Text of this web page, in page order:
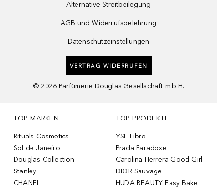
Alternative Streitbeilegung
AGB und Widerrufsbelehrung
Datenschutzeinstellungen
VERTRAG WIDERRUFEN
© 2026 Parfümerie Douglas Gesellschaft m.b.H.
TOP MARKEN
Rituals Cosmetics
Sol de Janeiro
Douglas Collection
Stanley
CHANEL
TOP PRODUKTE
YSL Libre
Prada Paradoxe
Carolina Herrera Good Girl
DIOR Sauvage
HUDA BEAUTY Easy Bake